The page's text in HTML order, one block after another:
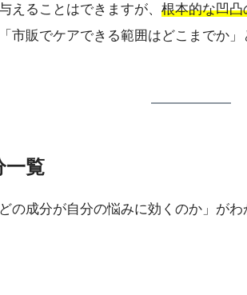
えることはできますが、 根本的な凹
市販でケアできる範囲はどこまでか
一覧
の成分が自分の悩みに効くのか」が